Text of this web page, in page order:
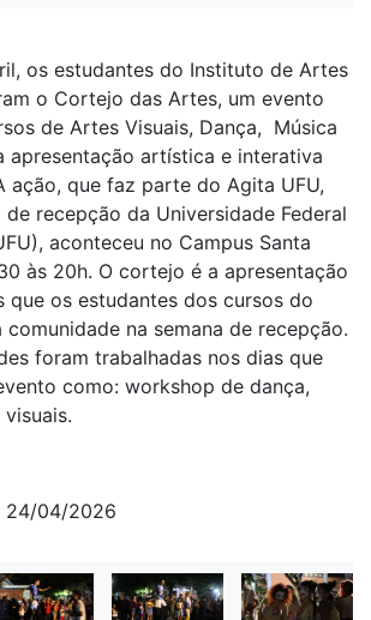
os estudantes do Instituto de Artes
o Cortejo das Artes, um evento
de Artes Visuais, Dança, Música
apresentação artística e interativa
ação, que faz parte do Agita UFU,
recepção da Universidade Federal
aconteceu no Campus Santa
às 20h. O cortejo é a apresentação
que os estudantes dos cursos do
na semana de recepção.
foram trabalhadas nos dias que
como: workshop de dança,
24/04/2026